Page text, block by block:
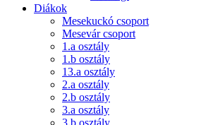
Diákok
Mesekuckó csoport
Mesevár csoport
1.a osztály
1.b osztály
13.a osztály
2.a osztály
2.b osztály
3.a osztály
3.b osztály